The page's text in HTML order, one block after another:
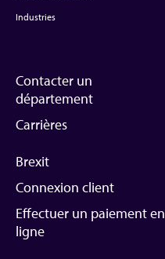
Industries
Contacter un
département
Carrières
Brexit
Connexion client
Effectuer un paiement en
ligne